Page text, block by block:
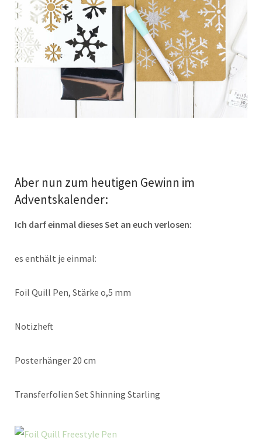
Aber nun zum heutigen Gewinn im
Adventskalender:
Ich darf einmal dieses Set an euch verlosen:
es enthält je einmal:
Foil Quill Pen, Stärke o,5 mm
Notizheft
Posterhänger 20 cm
Transferfolien Set Shinning Starling